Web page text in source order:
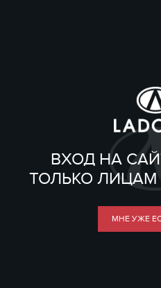
ВХОД НА
ТОЛЬКО ЛИЦАМ
МНЕ УЖЕ